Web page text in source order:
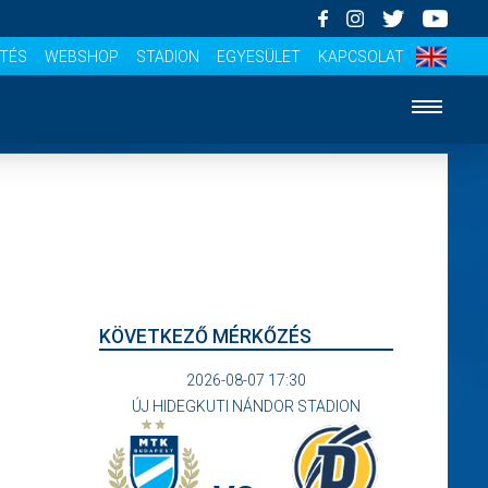
WEBSHOP STADION EGYESÜLET KAPCSOLAT
KÖVETKEZŐ MÉRKŐZÉS
2026-08-07 17:30
ÚJ HIDEGKUTI NÁNDOR STADION